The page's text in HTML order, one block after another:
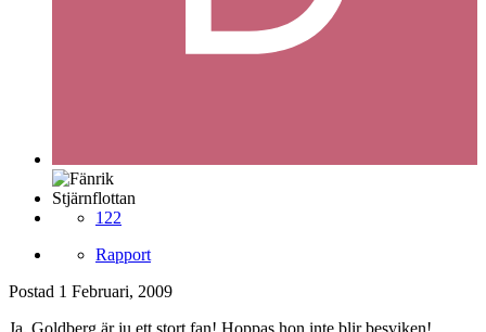
Stjärnflottan
122
Rapport
Postad 1 Februari, 2009
Ja, Goldberg är ju ett stort fan! Hoppas hon inte blir besviken!